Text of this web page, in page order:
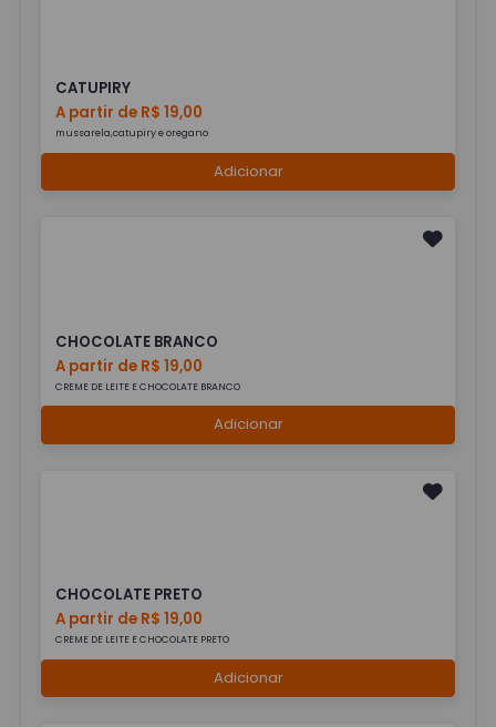
CATUPIRY
A partir de R$ 19,00
mussarela,catupiry e oregano
Adicionar
CHOCOLATE BRANCO
A partir de R$ 19,00
CREME DE LEITE E CHOCOLATE BRANCO
Adicionar
CHOCOLATE PRETO
A partir de R$ 19,00
CREME DE LEITE E CHOCOLATE PRETO
Adicionar